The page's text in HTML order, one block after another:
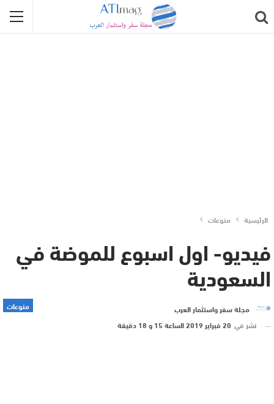
الرئيسية منوعات
فيديو- اول اسبوع للموضة في
السعودية
منوعات
مجلة سفر واستثمار العرب
نشر في 20 فبراير 2019 الساعة 15 و 18 دقيقة